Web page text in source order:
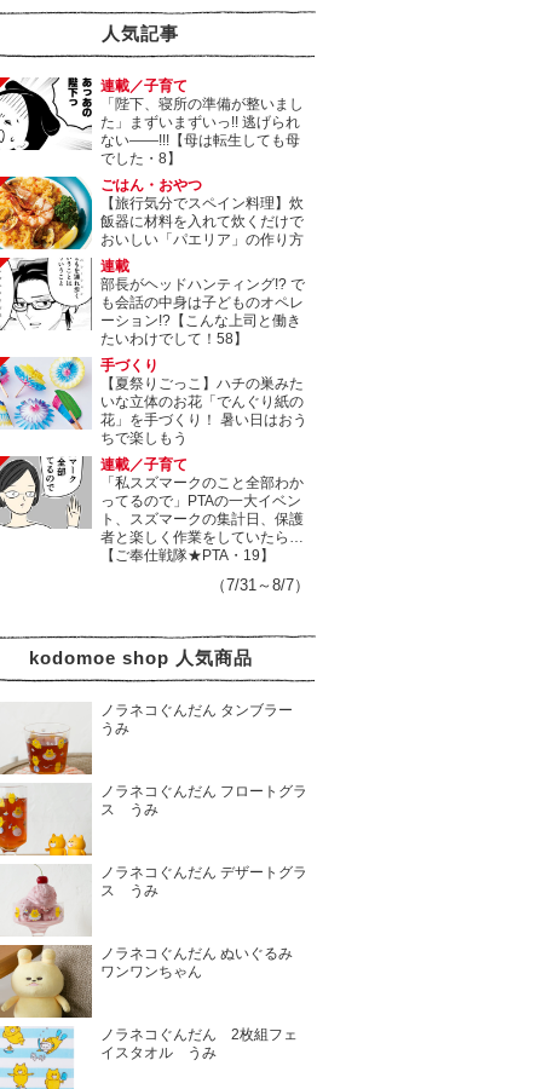
人気記事
連載／子育て
「陛下、寝所の準備が整いまし
た」まずいまずいっ!! 逃げられ
ない――!!!【母は転生しても母
でした・8】
ごはん・おやつ
【旅行気分でスペイン料理】炊
飯器に材料を入れて炊くだけで
おいしい「パエリア」の作り方
連載
部長がヘッドハンティング!? で
も会話の中身は子どものオペレ
ーション!?【こんな上司と働き
たいわけでして！58】
手づくり
【夏祭りごっこ】ハチの巣みた
いな立体のお花「でんぐり紙の
花」を手づくり！ 暑い日はおう
ちで楽しもう
連載／子育て
「私スズマークのこと全部わか
ってるので」PTAの一大イベン
ト、スズマークの集計日、保護
者と楽しく作業をしていたら…
【ご奉仕戦隊★PTA・19】
（7/31～8/7）
kodomoe shop 人気商品
ノラネコぐんだん タンブラー
うみ
ノラネコぐんだん フロートグラ
ス うみ
ノラネコぐんだん デザートグラ
ス うみ
ノラネコぐんだん ぬいぐるみ
ワンワンちゃん
ノラネコぐんだん 2枚組フェ
イスタオル うみ